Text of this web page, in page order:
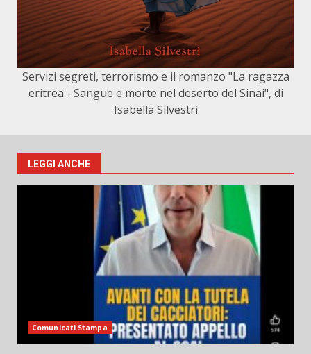
Servizi segreti, terrorismo e il romanzo "La ragazza
eritrea - Sangue e morte nel deserto del Sinai", di
Isabella Silvestri
LEGGI ANCHE
Comunicati Stampa